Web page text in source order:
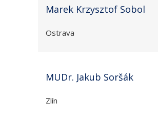
Marek Krzysztof Sobol
Ostrava
MUDr. Jakub Soršák
Zlín